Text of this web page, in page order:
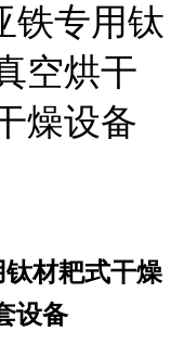
铁专用钛
空烘干
燥设备
材耙式干燥
设备